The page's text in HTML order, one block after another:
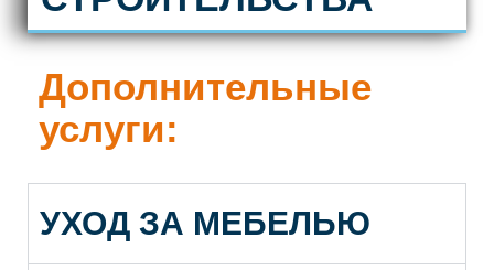
Дополнительные
услуги:
УХОД ЗА МЕБЕЛЬЮ